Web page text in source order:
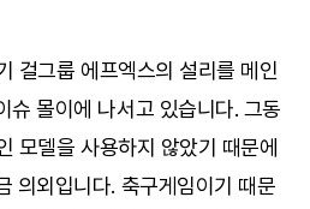
걸그룹 에프엑스의 설리를 메인
슈 몰이에 나서고 있습니다. 그동
모델을 사용하지 않았기 때문에
의외입니다. 축구게임이기 때문